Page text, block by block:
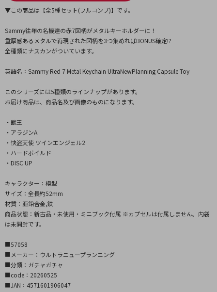
▼この商品は【全5種セット(フルコンプ)】です。
Sammy往年の名機達の赤7図柄がメタルキーホルダーに！
重厚感あるメタルで再現された図柄を3つ集めればBONUS確定!?
全種類にナスカンがついています。
英語名：Sammy Red 7 Metal Keychain UltraNewPlanning Capsule Toy
このシリーズには5種類のラインナップがあります。
お届け商品は、商品名及び画像のものになります。
・獣王
・アラジンA
・快盗天使 ツインエンジェル2
・ハードボイルド
・DISC UP
キャラクター：模型
サイズ：全長約52mm
材質：亜鉛合金,鉄
商品状態：新古品・未使用・ミニブック付属 ※カプセルは付属しません。内袋
は未開封です。
■57058
■メーカー：ウルトラニュープランニング
■分類：ガチャガチャ
■code：20260525
■JAN：4571601906047